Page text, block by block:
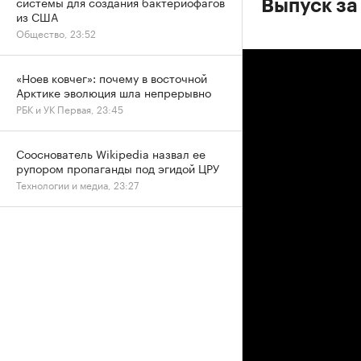
Выпуск
из США
Общество, 23:52
«Ноев ковчег»: почему в восточной
Арктике эволюция шла непрерывно
РБК и УК Первая, 23:45
Сооснователь Wikipedia назвал ее
рупором пропаганды под эгидой ЦРУ
Технологии и медиа, 23:27